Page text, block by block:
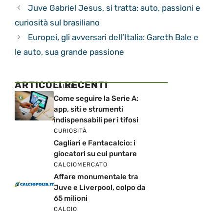
Juve Gabriel Jesus, si tratta: auto, passioni e
curiosità sul brasiliano
Europei, gli avversari dell’Italia: Gareth Bale e
le auto, sua grande passione
ARTICOLI RECENTI
CALCIO
Come seguire la Serie A:
app, siti e strumenti
indispensabili per i tifosi
CURIOSITÀ
Cagliari e Fantacalcio: i
giocatori su cui puntare
CALCIOMERCATO
Affare monumentale tra
Juve e Liverpool, colpo da
65 milioni
CALCIO